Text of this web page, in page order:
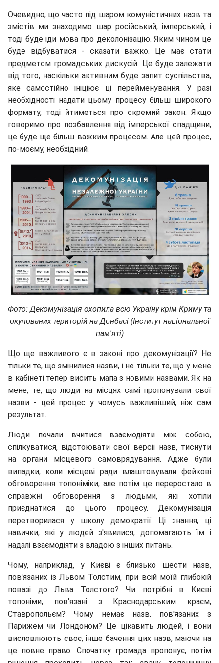
Очевидно, що часто під шаром комуністичних назв та
змістів ми знаходимо шар російський, імперський, і
тоді буде іди мова про деколонізацію. Яким чином це
буде відбуватися - сказати важко. Це має стати
предметом громадських дискусій. Це буде залежати
від того, наскільки активним буде запит суспільства,
яке самостійно ініціює ці перейменування. У разі
необхідності надати цьому процесу більш широкого
формату, тоді йтиметься про окремий закон. Якщо
говоримо про позбавлення від імперської спадщини,
це буде ще більш важким процесом. Але цей процес,
по-моєму, необхідний.
Фото: Декомунізація охопила всю Україну крім Криму та
окупованих територій на Донбасі (Інститут національної
пам'яті)
Що ще важливого є в законі про декомунізації? Не
тільки те, що змінилися назви, і не тільки те, що у мене
в кабінеті тепер висить мапа з новими назвами. Як на
мене, те, що люди на місцях самі пропонували свої
назви - цей процес у чомусь важливіший, ніж сам
результат.
Люди почали вчитися взаємодіяти між собою,
спілкуватися, відстоювати свої версії назв, тиснути
на органи місцевого самоврядування. Адже були
випадки, коли місцеві ради влаштовували фейкові
обговорення топоніміки, але потім це переростало в
справжні обговорення з людьми, які хотіли
приєднатися до цього процесу. Декомунізація
перетворилася у школу демократії. Ці знання, ці
навички, які у людей з'явилися, допомагають їм і
надалі взаємодіяти з владою з інших питань.
Чому, наприклад, у Києві є близько шести назв,
пов'язаних із Львом Толстим, при всій моїй глибокій
повазі до Льва Толстого? Чи потрібні в Києві
топоніми, пов'язані з Краснодарським краєм,
Ставропольєм? Чому немає назв, пов'язаних з
Парижем чи Лондоном? Це цікавить людей, і вони
висловлюють своє, інше бачення цих назв, маючи на
це повне право. Спочатку громада пропонує, потім